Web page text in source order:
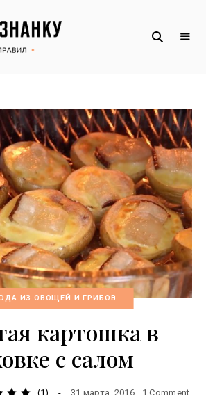
ИЗ ОВОЩЕЙ И ГРИБОВ
картошка в
с салом
(1) 31 марта, 2016 1 Comment